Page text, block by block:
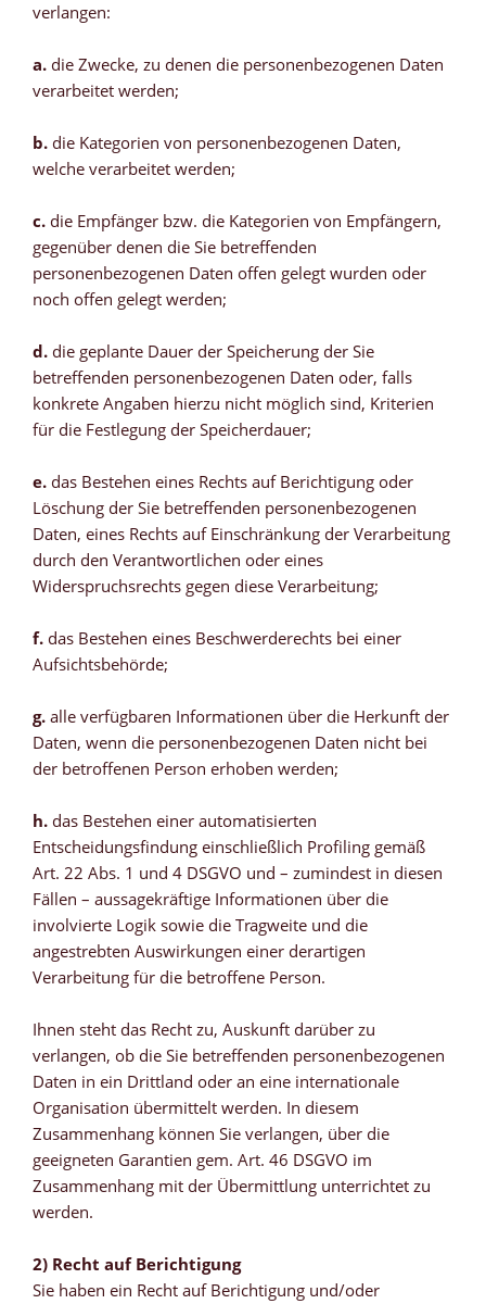
verlangen:
a. die Zwecke, zu denen die personenbezogenen Daten
verarbeitet werden;
b. die Kategorien von personenbezogenen Daten,
welche verarbeitet werden;
c. die Empfänger bzw. die Kategorien von Empfängern,
gegenüber denen die Sie betreffenden
personenbezogenen Daten offen gelegt wurden oder
noch offen gelegt werden;
d. die geplante Dauer der Speicherung der Sie
betreffenden personenbezogenen Daten oder, falls
konkrete Angaben hierzu nicht möglich sind, Kriterien
für die Festlegung der Speicherdauer;
e. das Bestehen eines Rechts auf Berichtigung oder
Löschung der Sie betreffenden personenbezogenen
Daten, eines Rechts auf Einschränkung der Verarbeitung
durch den Verantwortlichen oder eines
Widerspruchsrechts gegen diese Verarbeitung;
f. das Bestehen eines Beschwerderechts bei einer
Aufsichtsbehörde;
g. alle verfügbaren Informationen über die Herkunft der
Daten, wenn die personenbezogenen Daten nicht bei
der betroffenen Person erhoben werden;
h. das Bestehen einer automatisierten
Entscheidungsfindung einschließlich Profiling gemäß
Art. 22 Abs. 1 und 4 DSGVO und – zumindest in diesen
Fällen – aussagekräftige Informationen über die
involvierte Logik sowie die Tragweite und die
angestrebten Auswirkungen einer derartigen
Verarbeitung für die betroffene Person.
Ihnen steht das Recht zu, Auskunft darüber zu
verlangen, ob die Sie betreffenden personenbezogenen
Daten in ein Drittland oder an eine internationale
Organisation übermittelt werden. In diesem
Zusammenhang können Sie verlangen, über die
geeigneten Garantien gem. Art. 46 DSGVO im
Zusammenhang mit der Übermittlung unterrichtet zu
werden.
2) Recht auf Berichtigung
Sie haben ein Recht auf Berichtigung und/oder